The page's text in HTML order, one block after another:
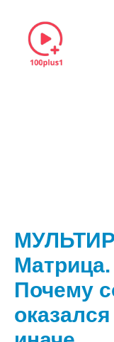
Матрица.
Почему